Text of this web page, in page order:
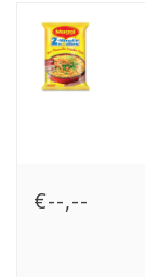
€--,--